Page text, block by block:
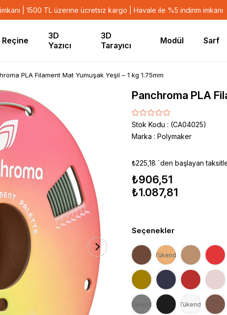
| 1500 TL üzerine ücretsiz kargo | Havale ile %5 indirim imkanı
Reçine
3D
Yazıcı
3D
Tarayıcı
Modül Sarf
PLA Filament Mat Yumuşak Yeşil – 1 kg 1.75mm
Panchroma PLA
Stok Kodu
(CA04025)
Marka : Polymaker
₺225,18 `den başlayan
₺906,51
₺1.087,81
Seçenekler
Tükendi
Tükendi Tükendi